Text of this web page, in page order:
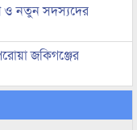
ও নতুন সদস্যদের
জকিগঞ্জের